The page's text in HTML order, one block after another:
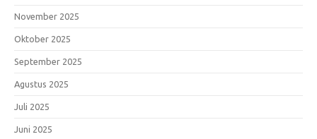
November 2025
Oktober 2025
September 2025
Agustus 2025
Juli 2025
Juni 2025